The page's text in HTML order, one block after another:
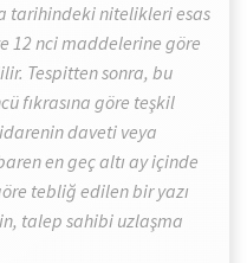
tarihindeki nitelikleri esas
12 nci maddelerine göre
Tespitten sonra, bu
fıkrasına göre teşkil
daveti veya
en geç altı ay içinde
tebliğ edilen bir yazı
talep sahibi uzlaşma